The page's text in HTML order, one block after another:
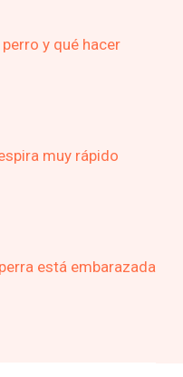
y qué hacer
muy rápido
está embarazada